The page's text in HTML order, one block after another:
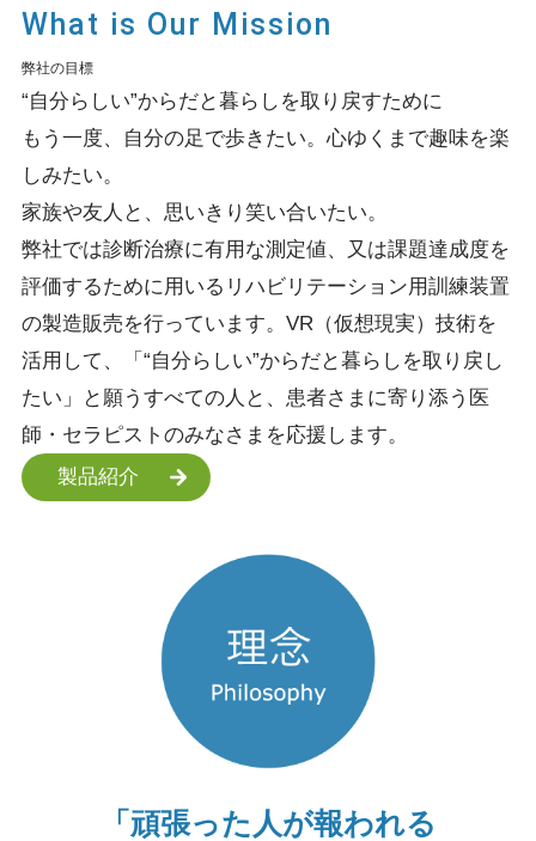
What is Our Mission
弊社の目標
“自分らしい”からだと暮らしを取り戻すために
もう一度、自分の足で歩きたい。心ゆくまで趣味を楽
しみたい。
家族や友人と、思いきり笑い合いたい。
弊社では診断治療に有用な測定値、又は課題達成度を
評価するために用いるリハビリテーション用訓練装置
の製造販売を行っています。VR（仮想現実）技術を
活用して、「“自分らしい”からだと暮らしを取り戻し
たい」と願うすべての人と、患者さまに寄り添う医
師・セラピストのみなさまを応援します。
製品紹介
「頑張った人が報われる